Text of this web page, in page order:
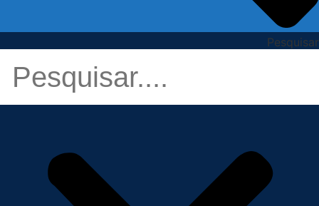
Pesquisar